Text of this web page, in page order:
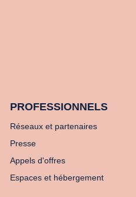
PROFESSIONNELS
Réseaux et partenaires
Presse
Appels d'offres
Espaces et hébergement